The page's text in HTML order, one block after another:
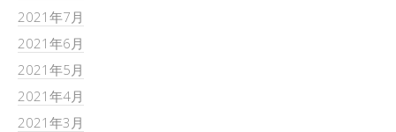
2021年7月
2021年6月
2021年5月
2021年4月
2021年3月